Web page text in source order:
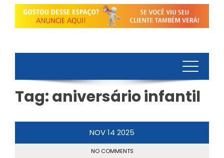
Tag:aniversário infantil
NOV14 2025
NO COMMENTS